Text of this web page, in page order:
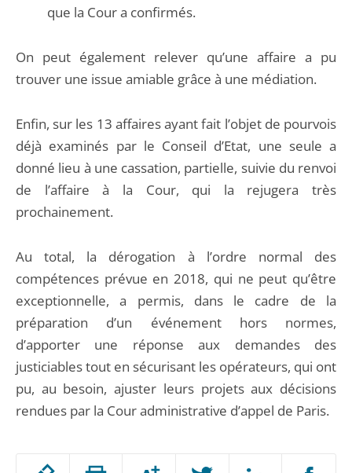
Passer
que la Cour a confirmés.
On peut également relever qu’une affaire a pu
trouver une issue amiable grâce à une médiation.
Enfin, sur les 13 affaires ayant fait l’objet de pourvois
déjà examinés par le Conseil d’Etat, une seule a
donné lieu à une cassation, partielle, suivie du renvoi
de l’affaire à la Cour, qui la rejugera très
prochainement.
Au total, la dérogation à l’ordre normal des
compétences prévue en 2018, qui ne peut qu’être
exceptionnelle, a permis, dans le cadre de la
préparation d’un événement hors normes,
d’apporter une réponse aux demandes des
justiciables tout en sécurisant les opérateurs, qui ont
pu, au besoin, ajuster leurs projets aux décisions
rendues par la Cour administrative d’appel de Paris.